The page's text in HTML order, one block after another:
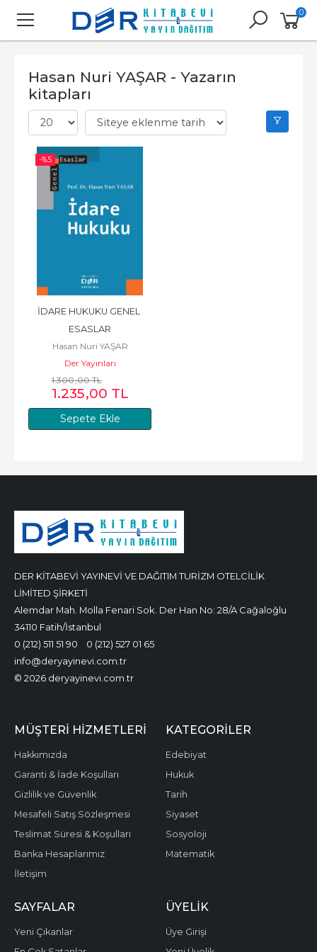
0
Hasan Nuri YAŞAR - Yazarın
kitapları
-%5
Sepete Ekle
İDARE HUKUKU GENEL
ESASLAR
Hasan Nuri YAŞAR
Der Yayınları
1.300,00TL
1.235,00 TL
DER KİTABEVİ YAYINEVİ VE DAĞITIM TURİZM OTELCİLİK
LİMİTED ŞİRKETİ
Alemdar Mah. Molla Fenari Sok. Der Han No: 28/A Cağaloğlu
34110 Fatih/İstanbul
0 (212) 511 51 90
0 (212) 527 01 65
info@deryayinevi.com.tr
© 2026 deryayinevi.com.tr
MÜŞTERI HIZMETLERI
Hakkımızda
Garanti & İade Koşulları
Gizlilik ve Güvenlik
Mesafeli Satış Sözleşmesi
Teslimat Süresi & Koşulları
Banka Hesaplarımız
İletişim
KATEGORILER
Edebiyat
Hukuk
Tarih
Siyaset
Sosyoloji
Matematik
SAYFALAR
Yeni Çıkanlar
ÜYELIK
Üye Girişi